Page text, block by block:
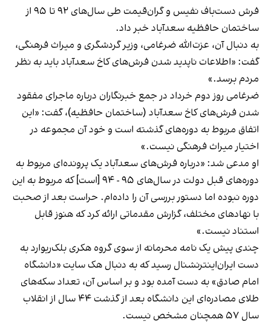
فرش دست‌باف نفیس و گران‌قیمت طی سال‌های ۹۲ تا ۹۵ از
ساختمان حافظیه سعدآباد خبر داد.
به دنبال آن، عزت‌الله ضرغامی، وزیر گردشگری و میراث فرهنگی،
گفت: «اطلاعات ناپدید شدن فرش‌های کاخ سعدآباد باید به نظر
مردم برسد.»
ضرغامی روز دوم خرداد در جمع خبرنگاران درباره ماجرای مفقود
شدن فرش‌های کاخ سعدآباد (ساختمان حافظیه)، گفت: «این
اتفاق مربوط به دوره‌های گذشته است و خود آن مجموعه در
اختیار میراث فرهنگی نیست.»
او مدعی شد: «درباره فرش‌های سعدآباد یک پرونده‌ای مربوط به
دوره‌های قبل دولت در سال‌های ۹۵ - ۹۴ [است] که مربوط به این
دوره نبوده اما دستور بررسی آن را داده‌ام. حراست بعد از صحبت
با نهادهای مختلف، گزارش مقدماتی ارائه کرد که هنوز قابل
استناد نیست.»
چندی پیش یک نامه محرمانه از سوی گروه هکری بلک‌ریوارد به
دست ایران‌اینترنشنال رسید که به دنبال هک سایت «دانشگاه
امام صادق» به دست آمده بود و بر اساس آن، تعداد سکه‌های
طلای مصادره‌ای این دانشگاه بعد از گذشت ۴۴ سال از انقلاب
سال ۵۷ همچنان مشخص نیست.